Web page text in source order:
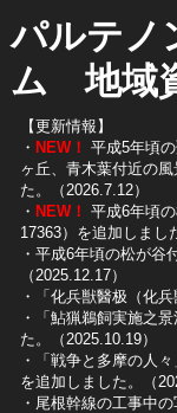
パルテノ
ム 地域
【更新情報】
・ NEW！ 平成5年頃
ヶ丘、青木葉付近の
た。（2026.7.12）
・ NEW！ 平成6年頃
17363）を追加しまし
・平成6年頃の松が谷
（2025.12.17）
・「化兵獣醫极（化
・「鮎猟鵜飼実施之
た。（2025.10.19）
・「戦争と多摩の人
を追加しました。（
・尾根幹線の工事中